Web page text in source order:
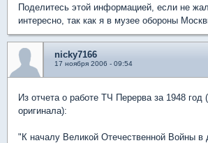
Поделитесь этой информацией, если не
интересно, так как я в музее обороны
nicky7166
17 ноября 2006 - 09:54
Из отчета о работе ТЧ Перерва за 1948 год
оригинала):
"К началу Великой Отечественной Войны в